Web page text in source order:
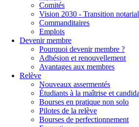
Comités
Vision 2030 - Transition
Commanditaires
Emplois
Devenir membre
Pourquoi devenir membre ?
Adhésion et renouvellement
Avantages aux membres
Relève
Nouveaux assermentés
Étudiants à la maîtrise et
Bourses en pratique non solo
Pilotes de la relève
Bourses de perfectionnement